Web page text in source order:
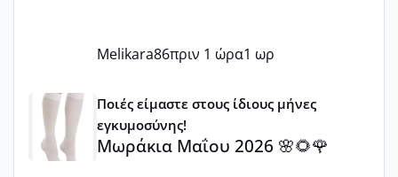
Melikara86πριν 1 ώρα1 ωρ
Μωράκια Μαΐου 2026 🌸🌻🌹
Ποιές είμαστε στους ίδιους μήνες
εγκυμοσύνης!
Μωράκια Μαΐου 2026 🌸🌻🌹